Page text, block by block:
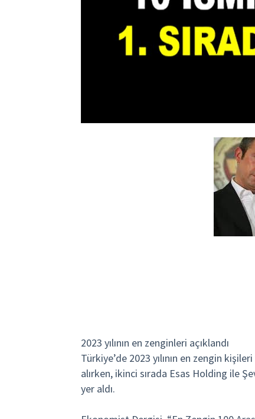
2023 yılının en zenginleri açıklandı
Türkiye’de 2023 yılının en zengin
alırken, ikinci sırada Esas Holding ile
yer aldı.